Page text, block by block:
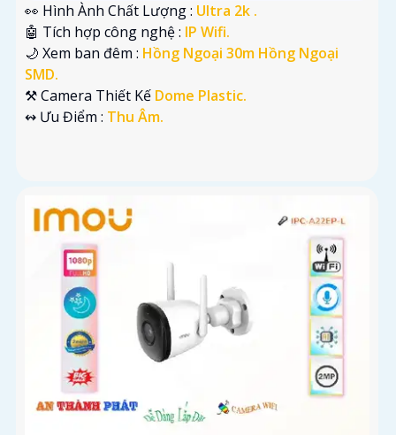
👀 Hình Ành Chất Lượng : Ultra 2k .
🤖️ Tích hợp công nghệ : IP Wifi.
🌙 Xem ban đêm : Hồng Ngoại 30m Hồng Ngoại
SMD.
⚒ Camera Thiết Kế Dome Plastic.
️↭ Ưu Điểm : Thu Âm.